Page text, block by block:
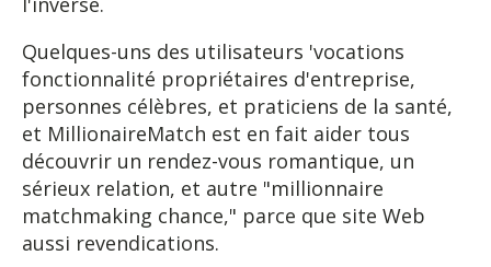
Quelques-uns des utilisateurs 'vocations
fonctionnalité propriétaires d'entreprise,
personnes célèbres, et praticiens de la santé,
et MillionaireMatch est en fait aider tous
découvrir un rendez-vous romantique, un
sérieux relation, et autre "millionnaire
matchmaking chance," parce que site Web
aussi revendications.